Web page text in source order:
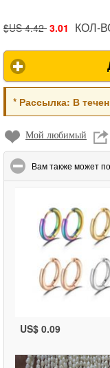
$US 4.42 3.01 КОЛ-
*Рассылка: В
Мой любимый
Вам также может
US$ 0.09